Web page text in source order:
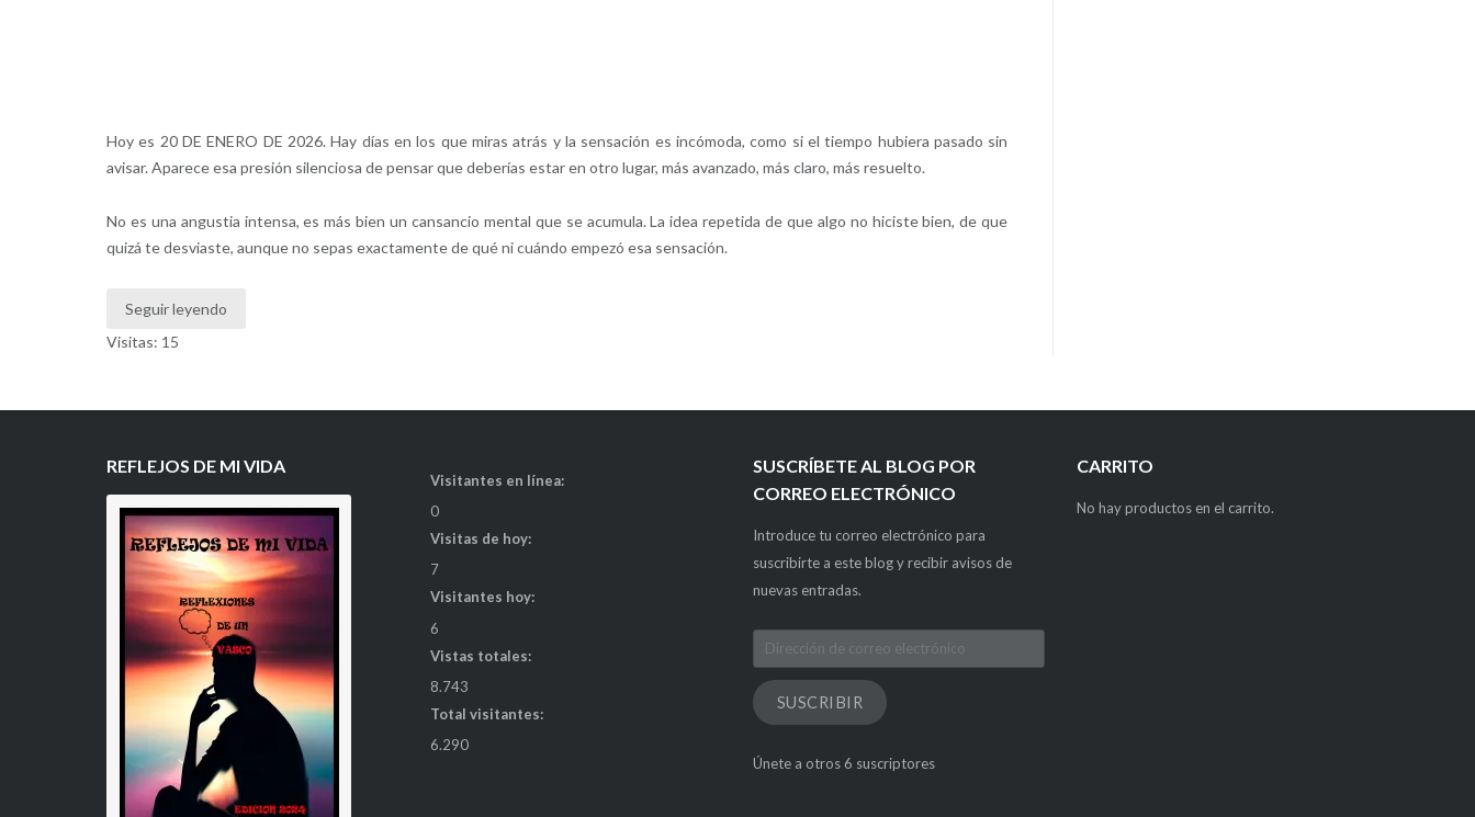
Hoy es 20 DE ENERO DE 2026. Hay días en los que miras atrás y la sensación es incómoda, como si el tiempo hubiera pasado sin
avisar. Aparece esa presión silenciosa de pensar que deberías estar en otro lugar, más avanzado, más claro, más resuelto.
No es una angustia intensa, es más bien un cansancio mental que se acumula. La idea repetida de que algo no hiciste bien, de que
quizá te desviaste, aunque no sepas exactamente de qué ni cuándo empezó esa sensación.
Seguir leyendo
Visitas: 15
REFLEJOS DE MI VIDA
Visitantes en línea:
0
Visitas de hoy:
7
Visitantes hoy:
6
Vistas totales:
8.743
Total visitantes:
6.290
SUSCRÍBETE AL BLOG POR
CORREO ELECTRÓNICO
Introduce tu correo electrónico para
suscribirte a este blog y recibir avisos de
nuevas entradas.
Dirección
de
correo
electrónico
SUSCRIBIR
Únete a otros 6 suscriptores
CARRITO
No hay productos en el carrito.